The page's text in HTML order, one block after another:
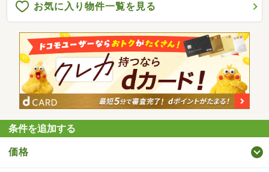
お気に入り物件一覧を見る
条件を追加する
価格